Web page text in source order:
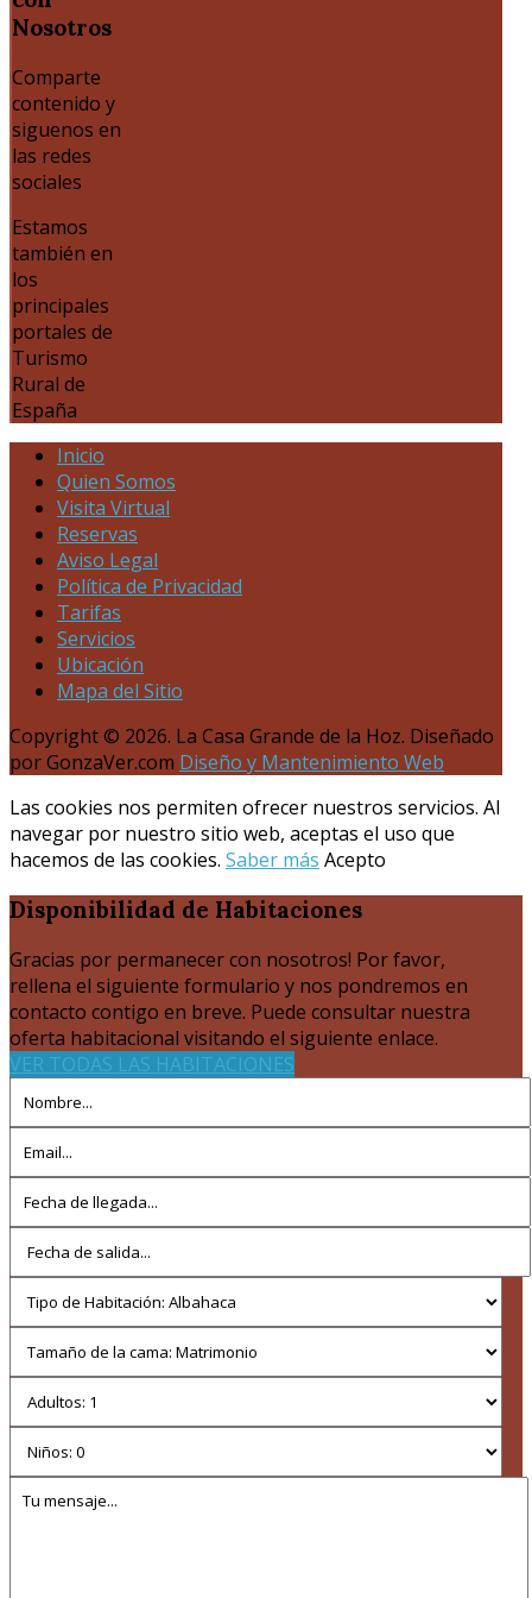
Nosotros
Comparte
contenido y
siguenos en
las redes
sociales
Estamos
también en
los
principales
portales de
Turismo
Rural de
España
Inicio
Quien Somos
Visita Virtual
Reservas
Aviso Legal
Política de Privacidad
Tarifas
Servicios
Ubicación
Mapa del Sitio
Copyright © 2026. La Casa Grande de la Hoz. Diseñado
por GonzaVer.com Diseño y Mantenimiento Web
Las cookies nos permiten ofrecer nuestros servicios. Al
navegar por nuestro sitio web, aceptas el uso que
hacemos de las cookies. Saber más Acepto
Disponibilidad de Habitaciones
Gracias por permanecer con nosotros! Por favor,
rellena el siguiente formulario y nos pondremos en
contacto contigo en breve. Puede consultar nuestra
oferta habitacional visitando el siguiente enlace.
VER TODAS LAS HABITACIONES